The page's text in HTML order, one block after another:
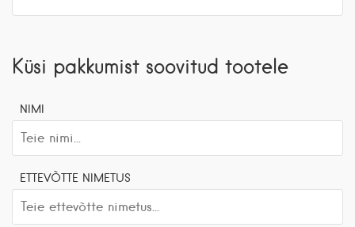
Küsi pakkumist soovitud tootele
NIMI
ETTEVÕTTE NIMETUS